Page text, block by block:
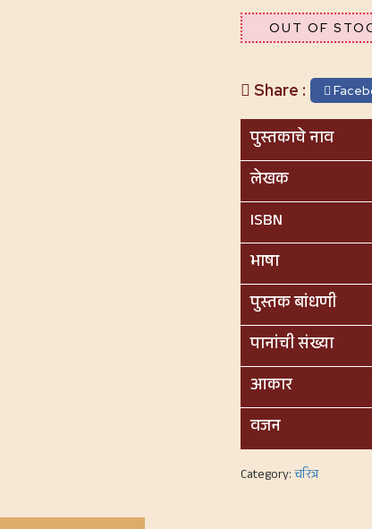
OUT OF
Share :
पुस्तकाचे नाव
लेखक
ISBN
भाषा
पुस्तक बांधणी
पानांची संख्या
आकार
वजन
Category:चरित्र